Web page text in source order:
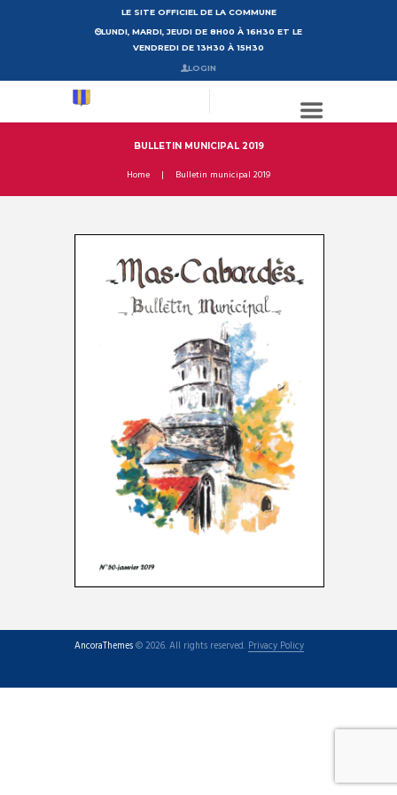
LE SITE OFFICIEL DE LA COMMUNE
LUNDI, MARDI, JEUDI DE 8H00 À 16H30 ET LE
VENDREDI DE 13H30 À 15H30
LOGIN
BULLETIN MUNICIPAL 2019
Home Bulletin municipal 2019
AncoraThemes© 2026. All rights reserved. Privacy Policy